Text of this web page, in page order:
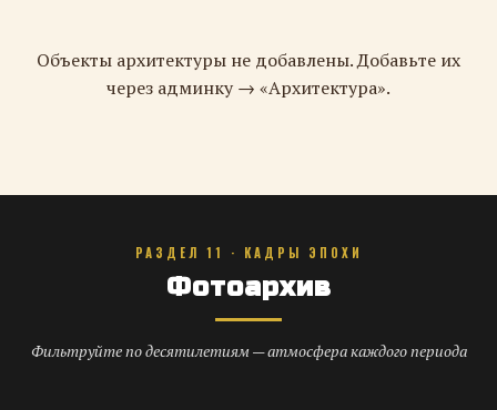
Объекты архитектуры не добавлены. Добавьте их
через админку → «Архитектура».
РАЗДЕЛ 11 · КАДРЫ ЭПОХИ
Фотоархив
Фильтруйте по десятилетиям — атмосфера каждого периода